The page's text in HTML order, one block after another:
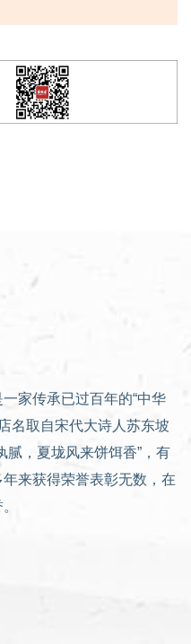
家传承已过百年的“中华
名取自宋代大诗人苏东坡
腻，夏垅风来饼饵香”，有
来获得荣誉表彰无数，在